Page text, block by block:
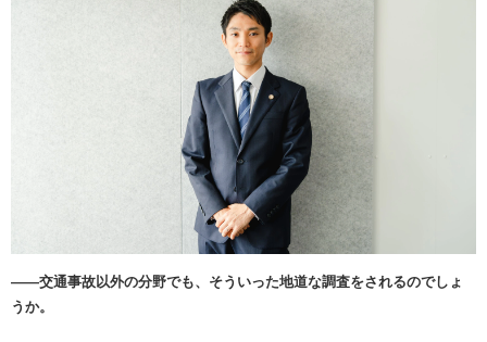
――交通事故以外の分野でも、そういった地道な調査をされるのでしょ
うか。